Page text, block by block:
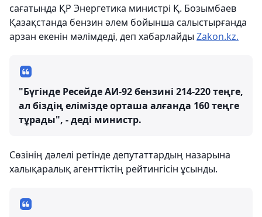
сағатында ҚР Энергетика министрі Қ. Бозымбаев
Қазақстанда бензин әлем бойынша салыстырғанда
арзан екенін мәлімдеді, деп хабарлайды Zakon.kz.
"Бүгінде Ресейде АИ-92 бензині 214-220 теңге,
ал біздің елімізде орташа алғанда 160 теңге
тұрады", - деді министр.
Сөзінің дәлелі ретінде депутаттардың назарына
халықаралық агенттіктің рейтингісін ұсынды.